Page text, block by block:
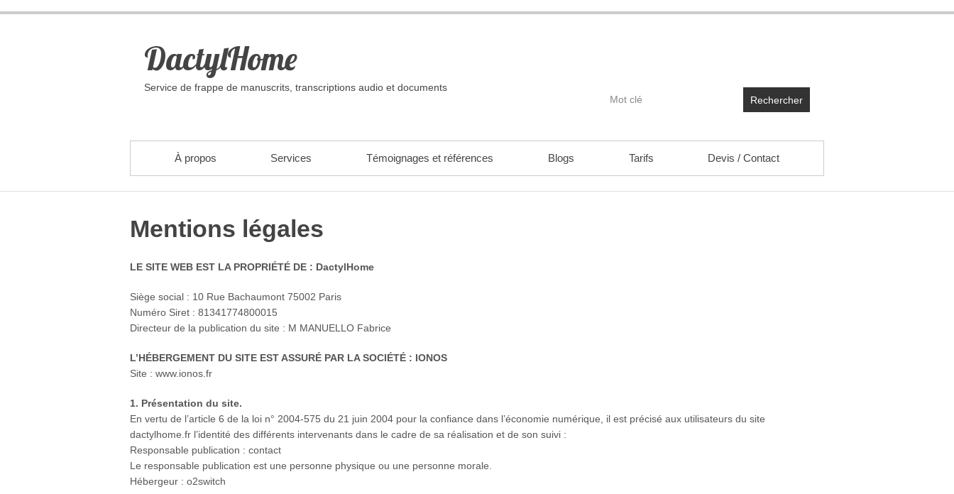
DactylHome
Service de frappe de manuscrits, transcriptions audio et documents
Rechercher
PRIMARY MENU
À propos Services Témoignages et références Blogs Tarifs Devis / Contact
Mentions légales
LE SITE WEB EST LA PROPRIÉTÉ DE : DactylHome
Siège social : 10 Rue Bachaumont 75002 Paris
Numéro Siret : 81341774800015
Directeur de la publication du site : M MANUELLO Fabrice
L’HÉBERGEMENT DU SITE EST ASSURÉ PAR LA SOCIÉTÉ : IONOS
Site : www.ionos.fr
1. Présentation du site.
En vertu de l’article 6 de la loi n° 2004-575 du 21 juin 2004 pour la confiance dans l’économie numérique, il est précisé aux utilisateurs du site
dactylhome.fr l’identité des différents intervenants dans le cadre de sa réalisation et de son suivi :
Responsable publication : contact
Le responsable publication est une personne physique ou une personne morale.
Hébergeur : o2switch